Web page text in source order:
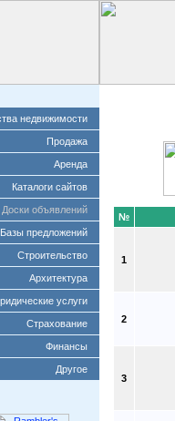
недвижимости
Продажа
Аренда
Каталоги сайтов
Доски объявлений
Базы предложений
Строительство
Архитектура
услуги
Страхование
Финансы
Другое
№
1
2
3